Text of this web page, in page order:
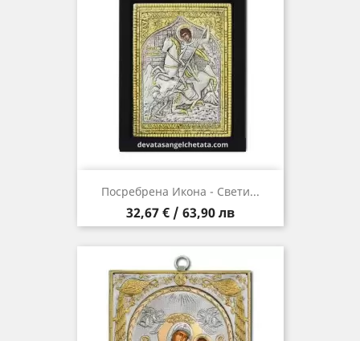
Посребрена Икона - Свети...
Цена
32,67 € / 63,90 лв